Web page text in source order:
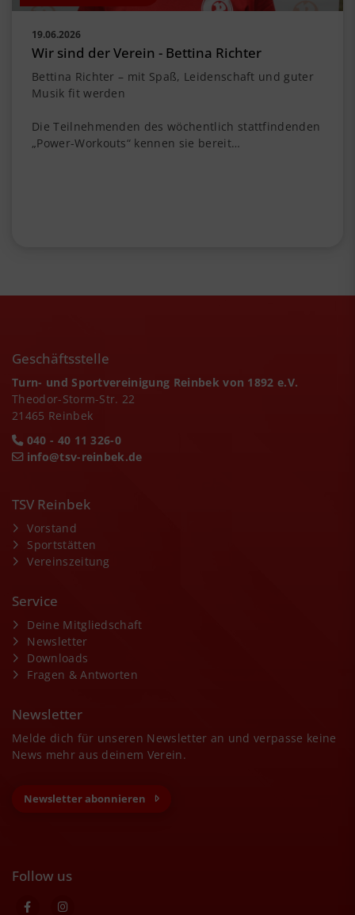
19.06.2026
Wir sind der Verein - Bettina Richter
Bettina Richter – mit Spaß, Leidenschaft und guter
Musik fit werden
Die Teilnehmenden des wöchentlich stattfindenden
„Power-Workouts“ kennen sie bereit…
Geschäftsstelle
Turn- und Sportvereinigung Reinbek von 1892 e.V.
Theodor-Storm-Str. 22
21465 Reinbek
040 - 40 11 326-0
info@tsv-reinbek.de
TSV Reinbek
Vorstand
Sportstätten
Vereinszeitung
Service
Deine Mitgliedschaft
Newsletter
Downloads
Fragen & Antworten
Newsletter
Melde dich für unseren Newsletter an und verpasse keine
News mehr aus deinem Verein.
Newsletter abonnieren
Follow us